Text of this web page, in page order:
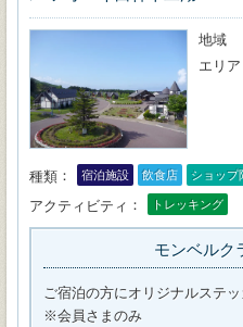
地域
エリア
種類 宿泊施設 飲食店 ショップ
アクティビティ トレッキング
モンベルク
ご宿泊の方にオリジナルステ
※会員さまのみ